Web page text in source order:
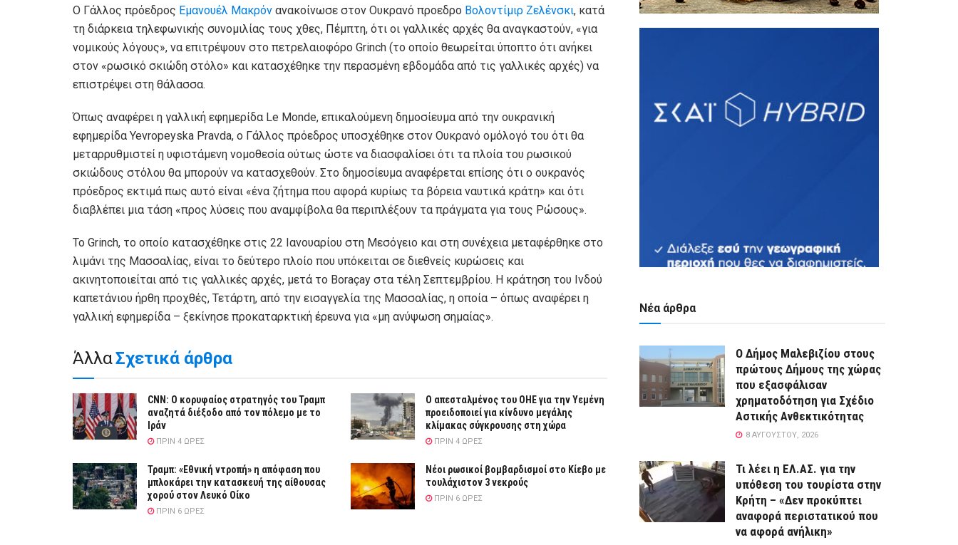
Ο Γάλλος πρόεδρος Εμανουέλ Μακρόν ανακοίνωσε στον Ουκρανό προεδρο Βολοντίμιρ Ζελένσκι, κατά
τη διάρκεια τηλεφωνικής συνομιλίας τους χθες, Πέμπτη, ότι οι γαλλικές αρχές θα αναγκαστούν, «για
νομικούς λόγους», να επιτρέψουν στο πετρελαιοφόρο Grinch (το οποίο θεωρείται ύποπτο ότι ανήκει
στον «ρωσικό σκιώδη στόλο» και κατασχέθηκε την περασμένη εβδομάδα από τις γαλλικές αρχές) να
επιστρέψει στη θάλασσα.
Όπως αναφέρει η γαλλική εφημερίδα Le Monde, επικαλούμενη δημοσίευμα από την ουκρανική
εφημερίδα Yevropeyska Pravda, ο Γάλλος πρόεδρος υποσχέθηκε στον Ουκρανό ομόλογό του ότι θα
μεταρρυθμιστεί η υφιστάμενη νομοθεσία ούτως ώστε να διασφαλίσει ότι τα πλοία του ρωσικού
σκιώδους στόλου θα μπορούν να κατασχεθούν. Στο δημοσίευμα αναφέρεται επίσης ότι ο ουκρανός
πρόεδρος εκτιμά πως αυτό είναι «ένα ζήτημα που αφορά κυρίως τα βόρεια ναυτικά κράτη» και ότι
διαβλέπει μια τάση «προς λύσεις που αναμφίβολα θα περιπλέξουν τα πράγματα για τους Ρώσους».
Το Grinch, το οποίο κατασχέθηκε στις 22 Ιανουαρίου στη Μεσόγειο και στη συνέχεια μεταφέρθηκε στο
λιμάνι της Μασσαλίας, είναι το δεύτερο πλοίο που υπόκειται σε διεθνείς κυρώσεις και
ακινητοποιείται από τις γαλλικές αρχές, μετά το Boraçay στα τέλη Σεπτεμβρίου. Η κράτηση του Ινδού
καπετάνιου ήρθη προχθές, Τετάρτη, από την εισαγγελία της Μασσαλίας, η οποία – όπως αναφέρει η
γαλλική εφημερίδα – ξεκίνησε προκαταρκτική έρευνα για «μη ανύψωση σημαίας».
ΆλλαΣχετικά άρθρα
CNN: Ο κορυφαίος στρατηγός του Τραμπ
αναζητά διέξοδο από τον πόλεμο με το
Ιράν
ΠΡΙΝ 4 ΏΡΕΣ
Ο απεσταλμένος του ΟΗΕ για την Υεμένη
προειδοποιεί για κίνδυνο μεγάλης
κλίμακας σύγκρουσης στη χώρα
ΠΡΙΝ 4 ΏΡΕΣ
Τραμπ: «Εθνική ντροπή» η απόφαση που
μπλοκάρει την κατασκευή της αίθουσας
χορού στον Λευκό Οίκο
ΠΡΙΝ 6 ΏΡΕΣ
Νέοι ρωσικοί βομβαρδισμοί στο Κίεβο με
τουλάχιστον 3 νεκρούς
ΠΡΙΝ 6 ΏΡΕΣ
Νέα άρθρα
Ο Δήμος Μαλεβιζίου στους
πρώτους Δήμους της χώρας
που εξασφάλισαν
χρηματοδότηση για Σχέδιο
Αστικής Ανθεκτικότητας
8 ΑΥΓΟΎΣΤΟΥ, 2026
Τι λέει η ΕΛ.ΑΣ. για την
υπόθεση του τουρίστα στην
Κρήτη – «Δεν προκύπτει
αναφορά περιστατικού που
να αφορά ανήλικη»